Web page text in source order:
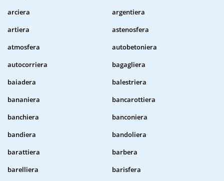
arciera
argentiera
artiera
astenosfera
atmosfera
autobetoniera
autocorriera
bagagliera
baiadera
balestriera
bananiera
bancarottiera
banchiera
banconiera
bandiera
bandoliera
barattiera
barbera
barelliera
barisfera